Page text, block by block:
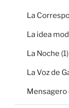
La
La idea
La Noche (1)
La Voz de
Mensagero